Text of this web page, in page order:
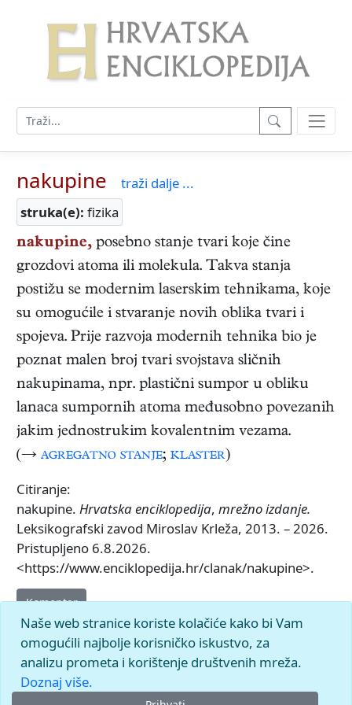
nakupine
traži dalje ...
struka(e): fizika
nakupine, posebno stanje tvari koje čine
grozdovi atoma ili molekula. Takva stanja
postižu se modernim laserskim tehnikama, koje
su omogućile i stvaranje novih oblika tvari i
spojeva. Prije razvoja modernih tehnika bio je
poznat malen broj tvari svojstava sličnih
nakupinama, npr. plastični sumpor u obliku
lanaca sumpornih atoma međusobno povezanih
jakim jednostrukim kovalentnim vezama.
(→ agregatno stanje; klaster)
Citiranje:
nakupine. Hrvatska enciklopedija, mrežno izdanje.
Leksikografski zavod Miroslav Krleža, 2013. – 2026.
Pristupljeno 6.8.2026.
<https://www.enciklopedija.hr/clanak/nakupine>.
Komentar
Naše web stranice koriste kolačiće kako bi Vam
omogućili najbolje korisničko iskustvo, za
analizu prometa i korištenje društvenih mreža.
Doznaj više.